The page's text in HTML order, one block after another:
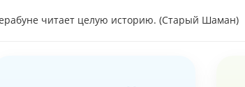
читает целую историю. (Старый Шаман)